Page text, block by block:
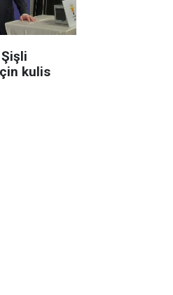
kulis